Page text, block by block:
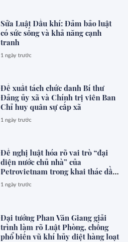
Sửa Luật Dầu khí: Đảm bảo luật
có sức sống và khả năng cạnh
tranh
1 ngày trước
Đề xuất tách chức danh Bí thư
Đảng ủy xã và Chính trị viên Ban
Chỉ huy quân sự cấp xã
1 ngày trước
Đề nghị luật hóa rõ vai trò “đại
diện nước chủ nhà” của
Petrovietnam trong khai thác dầu
khí
1 ngày trước
Đại tướng Phan Văn Giang giải
trình làm rõ Luật Phòng, chống
phổ biến vũ khí hủy diệt hàng loạt